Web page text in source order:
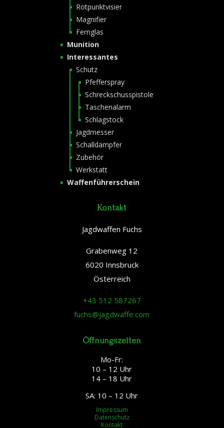
Rotpunktvisier
Magnifier
Fernglas
Munition
Interessantes
Schutz
Pfefferspray
Schreckschusspistole
Taschenalarm
Schlagstock
Jagdmesser
Schalldämpfer
Zubehör
Werkstatt
Waffenführerschein
Kontakt
Jagdwaffen Fuchs
Grabenweg 12
6020 Innsbruck
Österreich
+43 512 587267
fuchs@jagdwaffe.com
Öffnungszeiten
Mo-Fr:
10 – 12 Uhr
14 – 18 Uhr
SA: 10 – 12 Uhr
Impressum
Datenschutz
Kontakt